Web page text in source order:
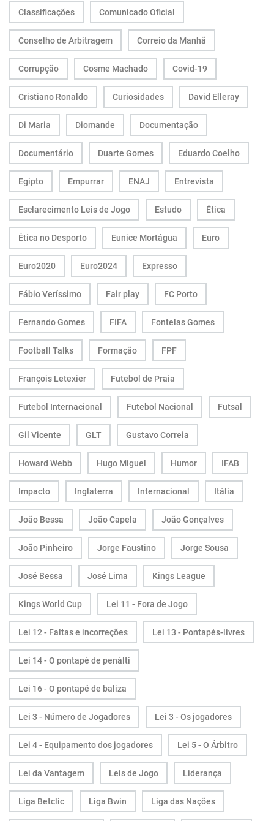
Classificações Comunicado Oficial
Conselho de Arbitragem Correio da Manhã
Corrupção Cosme Machado Covid-19
Cristiano Ronaldo Curiosidades David Elleray
Di Maria Diomande Documentação
Documentário Duarte Gomes Eduardo Coelho
Egipto Empurrar ENAJ Entrevista
Esclarecimento Leis de Jogo Estudo Ética
Ética no Desporto Eunice Mortágua Euro
Euro2020 Euro2024 Expresso
Fábio Veríssimo Fair play FC Porto
Fernando Gomes FIFA Fontelas Gomes
Football Talks Formação FPF
François Letexier Futebol de Praia
Futebol Internacional Futebol Nacional Futsal
Gil Vicente GLT Gustavo Correia
Howard Webb Hugo Miguel Humor IFAB
Impacto Inglaterra Internacional Itália
João Bessa João Capela João Gonçalves
João Pinheiro Jorge Faustino Jorge Sousa
José Bessa José Lima Kings League
Kings World Cup Lei 11 - Fora de Jogo
Lei 12 - Faltas e incorreções Lei 13 - Pontapés-livres
Lei 14 - O pontapé de penálti
Lei 16 - O pontapé de baliza
Lei 3 - Número de Jogadores Lei 3 - Os jogadores
Lei 4 - Equipamento dos jogadores Lei 5 - O Árbitro
Lei da Vantagem Leis de Jogo Liderança
Liga Betclic Liga Bwin Liga das Nações